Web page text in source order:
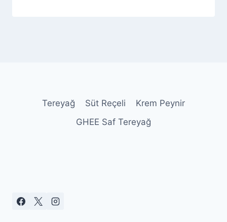
Tereyağ Süt Reçeli
Krem Peynir
GHEE Saf Tereyağ